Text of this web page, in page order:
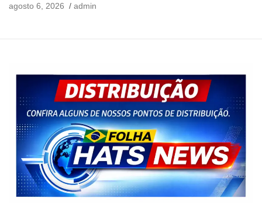
agosto 6, 2026
admin